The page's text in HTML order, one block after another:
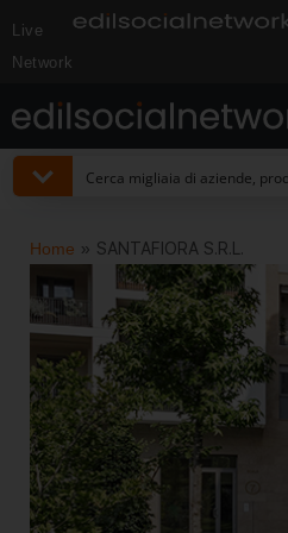
Live
Network
Home » SANTAFIORA S.R.L.